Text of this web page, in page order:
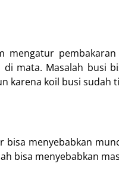
mengatur
mata. Masalah busi
karena koil busi sudah
menyebabkan
bisa menyebabkan